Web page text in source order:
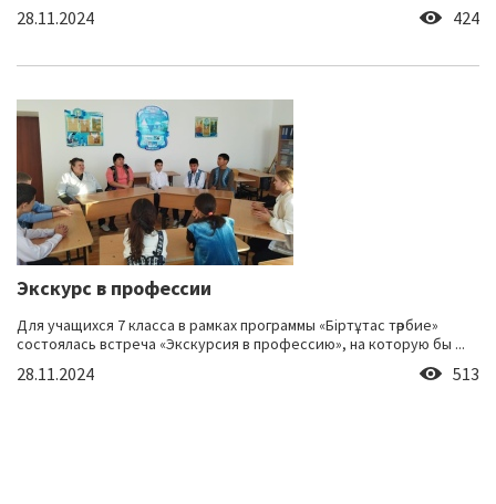
28.11.2024 424
Экскурс в профессии
Для учащихся 7 класса в рамках программы «Біртұтас тәрбие»
состоялась встреча «Экскурсия в профессию», на которую бы ...
28.11.2024 513